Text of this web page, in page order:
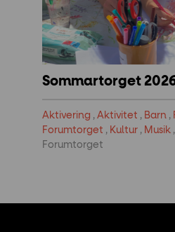
Sommartorget
Aktivering , Aktivitet , Barn ,
Forumtorget , Kultur , Musik ,
Forumtorget